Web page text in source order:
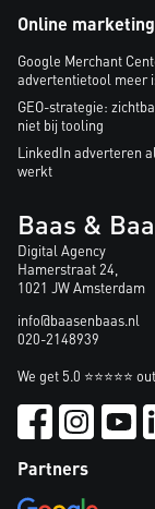
Online
Google Merchant
advertentietool meer
GEO-strategie:
niet bij tooling
LinkedIn adverteren
werkt
Baas &
Digital Agency
Hamerstraat 24,
1021 JW Amsterdam
info@baasenbaas.nl
020-2148939
We get 5.0 ⭐⭐⭐⭐⭐
Partners